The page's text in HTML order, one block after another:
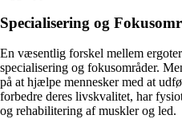
Specialisering og
En væsentlig forskel mellem
specialisering og fokusområder.
på at hjælpe mennesker med at
forbedre deres livskvalitet, har
og rehabilitering af muskler og led.